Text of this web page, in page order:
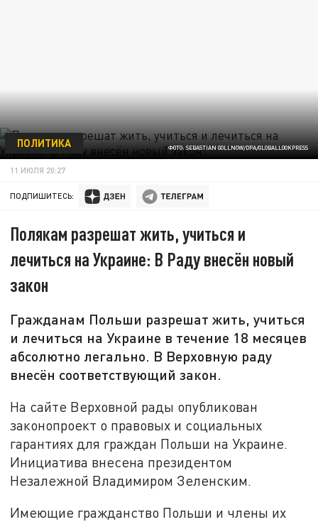
ФОТО: SEBASTIAN GOLLNOW/DPA/GLOBALLOOKPRESS
ПОЛИТИКА
11 ИЮЛЯ 20:27
ПОДПИШИТЕСЬ:
Полякам разрешат жить, учиться и
лечиться на Украине: В Раду внесён новый
закон
Гражданам Польши разрешат жить, учиться
и лечиться на Украине в течение 18 месяцев
абсолютно легально. В Верховную раду
внесён соответствующий закон.
На сайте Верховной рады опубликован
законопроект о правовых и социальных
гарантиях для граждан Польши на Украине.
Инициатива внесена президентом
Незалежной Владимиром Зеленским.
Имеющие гражданство Польши и члены их